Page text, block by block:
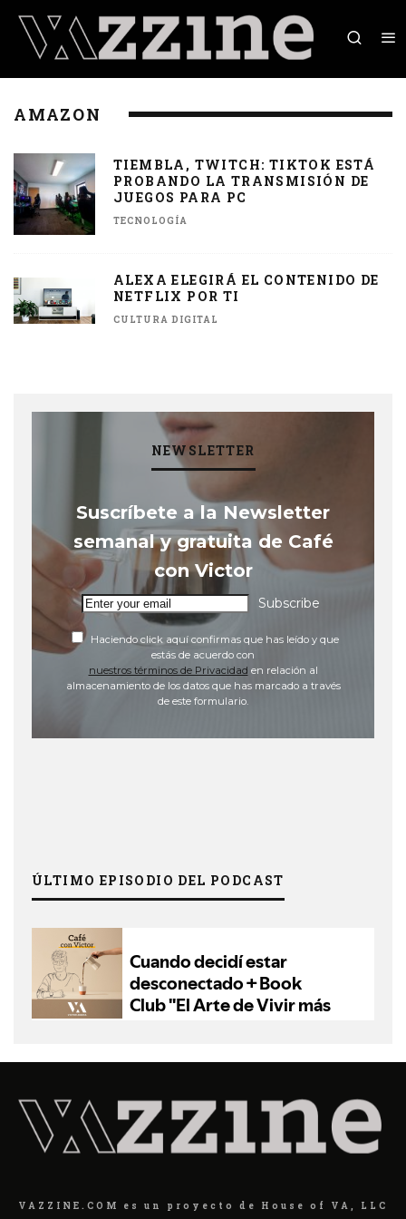
AMAZON
TIEMBLA, TWITCH: TIKTOK ESTÁ
PROBANDO LA TRANSMISIÓN DE
JUEGOS PARA PC
TECNOLOGÍA
ALEXA ELEGIRÁ EL CONTENIDO DE
NETFLIX POR TI
CULTURA DIGITAL
NEWSLETTER
Suscríbete a la Newsletter
semanal y gratuita de Café
con Victor
Subscribe
Haciendo click aquí confirmas que has leído y que
estás de acuerdo con
nuestros términos de Privacidad en relación al
almacenamiento de los datos que has marcado a través
de este formulario.
ÚLTIMO EPISODIO DEL PODCAST
VAZZINE.COM es un proyecto de House of VA, LLC